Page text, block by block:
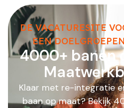
DE VACATURESITE
EEN
4000+ banen
Klaar met re-integratie
baan op maat? Bekijk